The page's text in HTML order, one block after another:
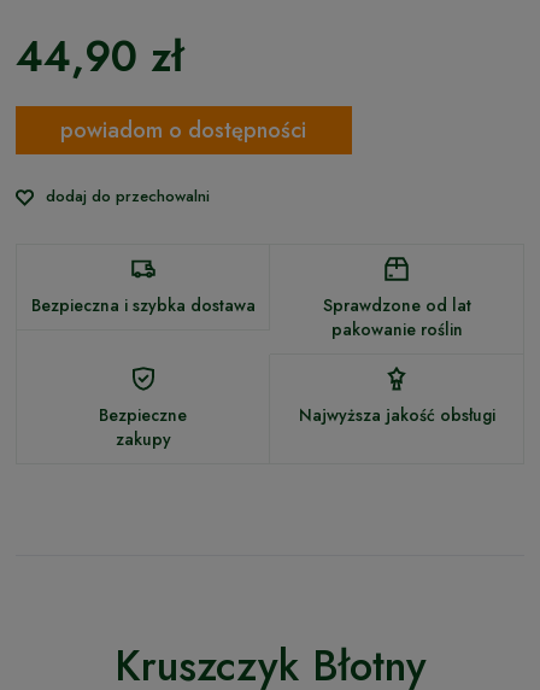
44,90 zł
powiadom o dostępności
dodaj do przechowalni
Bezpieczna i szybka dostawa
Sprawdzone od lat
pakowanie roślin
Bezpieczne
zakupy
Najwyższa jakość obsługi
Kruszczyk Błotny